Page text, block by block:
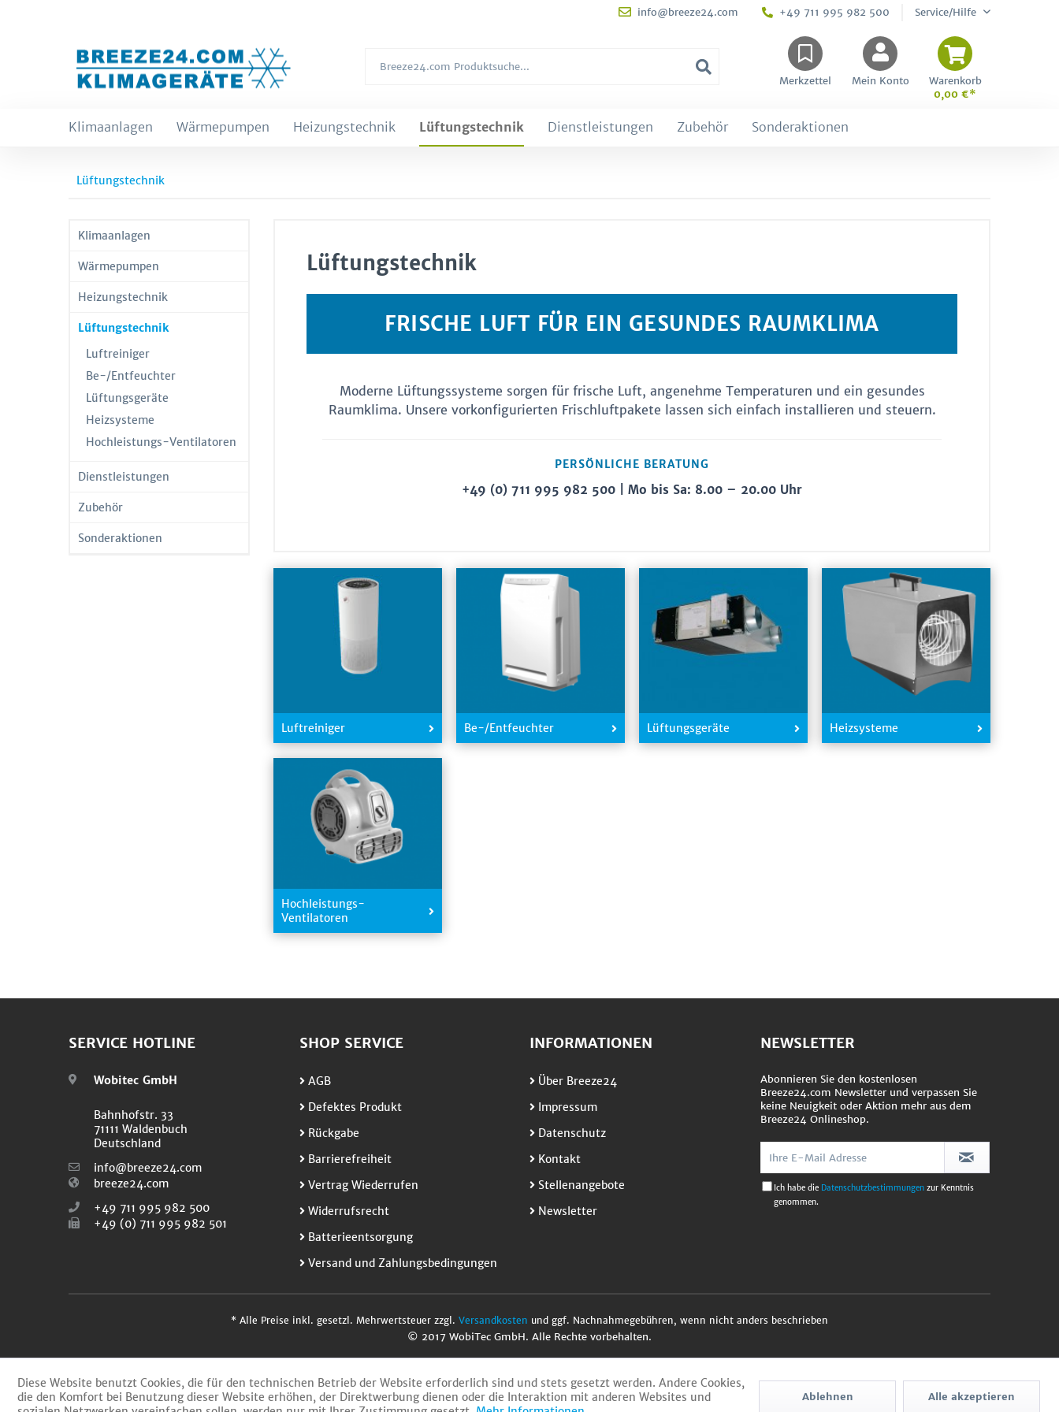
info@breeze24.com +49 711 995 982 500 Service/Hilfe
Merkzettel Mein Konto
Warenkorb
0,00 €*
Klimaanlagen Wärmepumpen Heizungstechnik Lüftungstechnik Dienstleistungen Zubehör Sonderaktionen
Lüftungstechnik
Klimaanlagen
Wärmepumpen
Heizungstechnik
Lüftungstechnik
Luftreiniger
Be-/Entfeuchter
Lüftungsgeräte
Heizsysteme
Hochleistungs-Ventilatoren
Dienstleistungen
Zubehör
Sonderaktionen
Lüftungstechnik
FRISCHE LUFT FÜR EIN GESUNDES RAUMKLIMA
Moderne Lüftungssysteme sorgen für frische Luft, angenehme Temperaturen und ein gesundes
Raumklima. Unsere vorkonfigurierten Frischluftpakete lassen sich einfach installieren und steuern.
PERSÖNLICHE BERATUNG
+49 (0) 711 995 982 500 | Mo bis Sa: 8.00 – 20.00 Uhr
Luftreiniger Be-/Entfeuchter Lüftungsgeräte Heizsysteme
Hochleistungs-
Ventilatoren
SERVICE HOTLINE
Wobitec GmbH
Bahnhofstr. 33
71111 Waldenbuch
Deutschland
info@breeze24.com
breeze24.com
+49 711 995 982 500
+49 (0) 711 995 982 501
SHOP SERVICE
AGB
Defektes Produkt
Rückgabe
Barrierefreiheit
Vertrag Wiederrufen
Widerrufsrecht
Batterieentsorgung
Versand und Zahlungsbedingungen
INFORMATIONEN
Über Breeze24
Impressum
Datenschutz
Kontakt
Stellenangebote
Newsletter
NEWSLETTER
Abonnieren Sie den kostenlosen
Breeze24.com Newsletter und verpassen Sie
keine Neuigkeit oder Aktion mehr aus dem
Breeze24 Onlineshop.
Ich habe die Datenschutzbestimmungen zur Kenntnis
genommen.
* Alle Preise inkl. gesetzl. Mehrwertsteuer zzgl. Versandkosten und ggf. Nachnahmegebühren, wenn nicht anders beschrieben
© 2017 WobiTec GmbH. Alle Rechte vorbehalten.
Diese Website benutzt Cookies, die für den technischen Betrieb der Website erforderlich sind und stets gesetzt werden. Andere Cookies,
die den Komfort bei Benutzung dieser Website erhöhen, der Direktwerbung dienen oder die Interaktion mit anderen Websites und
Ablehnen Alle akzeptieren